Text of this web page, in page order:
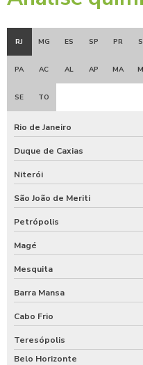
RJ MG ES SP PR
PA AC AL AP MA
SE TO
Rio de Janeiro
Duque de Caxias
Niterói
São João de Meriti
Petrópolis
Magé
Mesquita
Barra Mansa
Cabo Frio
Teresópolis
Belo Horizonte